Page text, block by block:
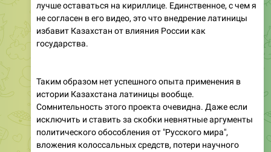
лучше оставаться на кириллице. Единственное, с чем я
не согласен в его видео, это что внедрение латиницы
избавит Казахстан от влияния России как
государства.
Таким образом нет успешного опыта применения в
истории Казахстана латиницы вообще.
Сомнительность этого проекта очевидна. Даже если
исключить и ставить за скобки невнятные аргументы
политического обособления от "Русского мира",
вложения колоссальных средств, потери научного